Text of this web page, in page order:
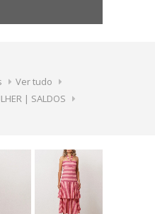
Ver tudo
| SALDOS